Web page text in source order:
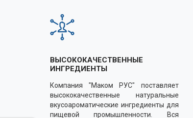
ВЫСОКОКАЧЕСТВЕННЫЕ
ИНГРЕДИЕНТЫ
Компания "Маком РУС" поставляет
высококачественные натуральные
вкусоароматические ингредиенты для
пищевой промышленности. Вся